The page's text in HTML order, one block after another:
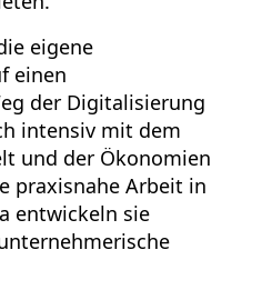
eigene
einen
der Digitalisierung
intensiv mit dem
und der Ökonomien
praxisnahe Arbeit in
entwickeln sie